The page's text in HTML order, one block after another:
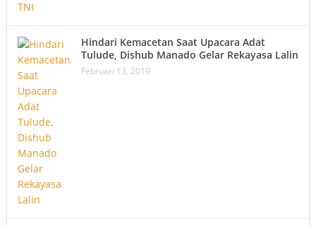
Hindari Kemacetan Saat Upacara Adat
Tulude, Dishub Manado Gelar Rekayasa Lalin
Februari 13, 2019